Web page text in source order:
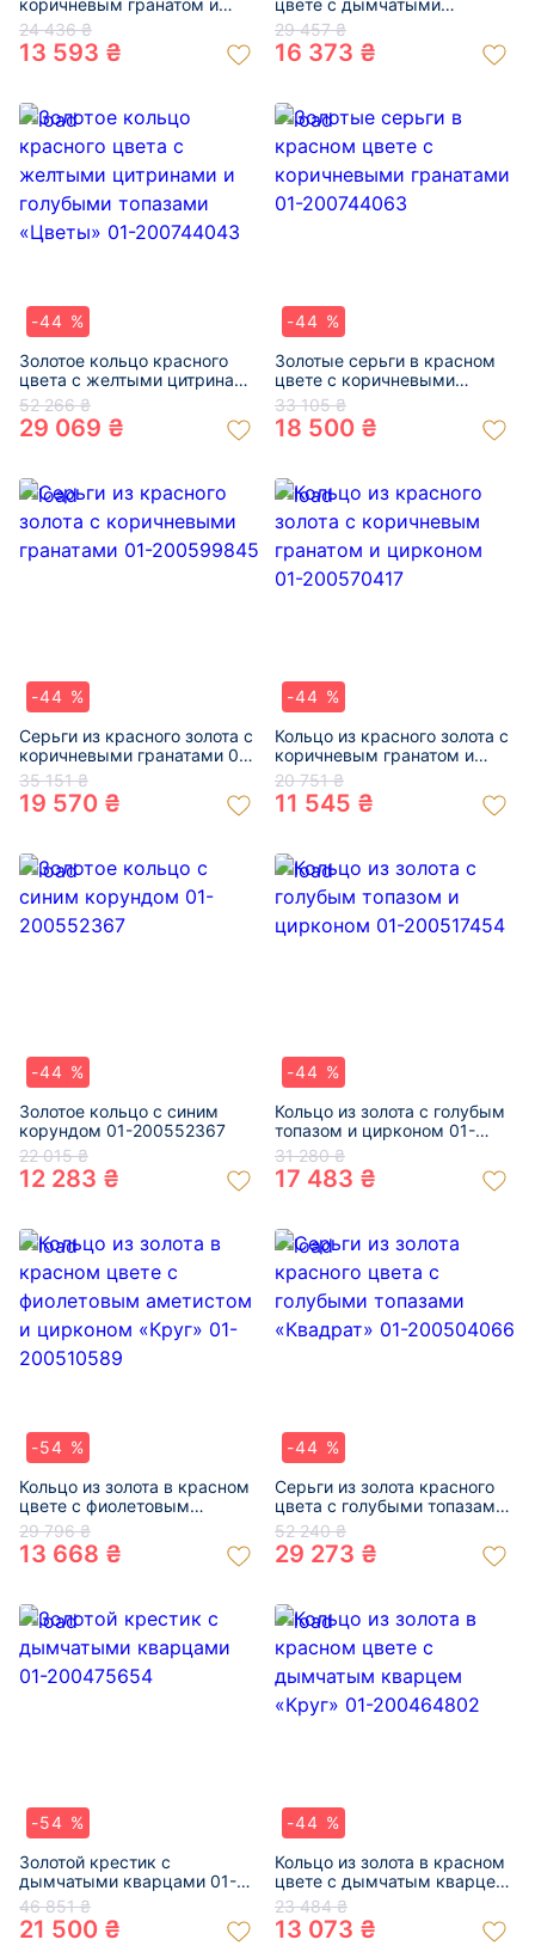
коричневым гранатом и
цирконом 01-200773059
24 436 ₴
13 593 ₴
цвете с дымчатыми
кварцами и цирконом 01-
200757346
29 457 ₴
16 373 ₴
-44 %
Золотое кольцо красного
цвета с желтыми цитринами
и голубыми топазами
«Цветы» 01-200744043
52 266 ₴
29 069 ₴
-44 %
Золотые серьги в красном
цвете с коричневыми
гранатами 01-200744063
33 105 ₴
18 500 ₴
-44 %
Серьги из красного золота с
коричневыми гранатами 01-
200599845
35 151 ₴
19 570 ₴
-44 %
Кольцо из красного золота с
коричневым гранатом и
цирконом 01-200570417
20 751 ₴
11 545 ₴
-44 %
Золотое кольцо с синим
корундом 01-200552367
22 015 ₴
12 283 ₴
-44 %
Кольцо из золота с голубым
топазом и цирконом 01-
200517454
31 280 ₴
17 483 ₴
-54 %
Кольцо из золота в красном
цвете с фиолетовым
аметистом и цирконом
«Круг» 01-200510589
29 796 ₴
13 668 ₴
-44 %
Серьги из золота красного
цвета с голубыми топазами
«Квадрат» 01-200504066
52 240 ₴
29 273 ₴
-54 %
Золотой крестик с
дымчатыми кварцами 01-
200475654
46 851 ₴
21 500 ₴
-44 %
Кольцо из золота в красном
цвете с дымчатым кварцем
«Круг» 01-200464802
23 484 ₴
13 073 ₴